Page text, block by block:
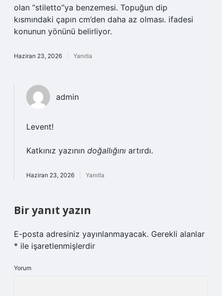
olan “stiletto”ya benzemesi. Topuğun dip
kısmındaki çapın cm’den daha az olması. ifadesi
konunun yönünü belirliyor.
Haziran 23, 2026 Yanıtla
admin
Levent!
Katkınız yazının doğallığını artırdı.
Haziran 23, 2026 Yanıtla
Bir yanıt yazın
E-posta adresiniz yayınlanmayacak. Gerekli alanlar
* ile işaretlenmişlerdir
Yorum